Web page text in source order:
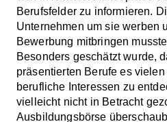
Berufsfelder zu informieren.
Unternehmen um sie werben
Bewerbung mitbringen
Besonders geschätzt wurde,
präsentierten Berufe es
berufliche Interessen zu
vielleicht nicht in Betracht
Ausbildungsbörse